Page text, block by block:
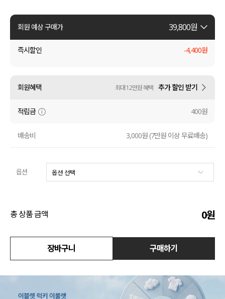
셔츠
원피스
수영복
아우터
코디템
회원 예상 구매가 39,800원
즉시할인 -4,400원
회원혜택 최대 12만원 혜택 추가 할인 받기
적립금 400원
배송비 3,000원 (7만원 이상 무료배송)
옵션
총 상품 금액 0원
장바구니 구매하기